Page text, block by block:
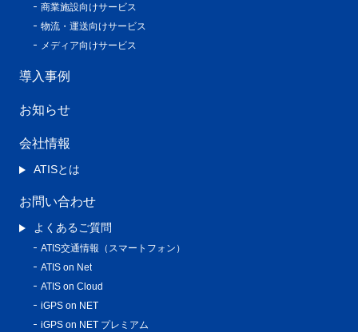
商業施設向けサービス
物流・運送向けサービス
メディア向けサービス
導入事例
お知らせ
会社情報
ATISとは
お問い合わせ
よくあるご質問
ATIS交通情報（スマートフォン）
ATIS on Net
ATIS on Cloud
iGPS on NET
iGPS on NET プレミアム